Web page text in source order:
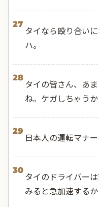
27
タイなら殴り合い
ハ。
28
タイの皆さん、あ
ね。ケガしちゃうか
29
日本人の運転マナ
30
タイのドライバー
みると急加速する